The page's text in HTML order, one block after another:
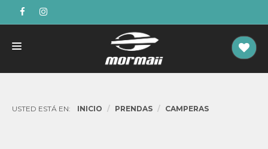
NIÑOS
USTED ESTÁ EN: INICIO PRENDAS CAMPERAS